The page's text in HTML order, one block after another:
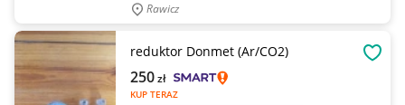
Rawicz
reduktor Donmet (Ar/CO2)
KUP TERAZ
250zł